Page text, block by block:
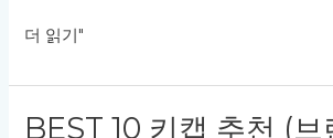
교)
동
롬
함,
BEST
사
실
더 읽기"
BEST 10 키캡 추천 (브